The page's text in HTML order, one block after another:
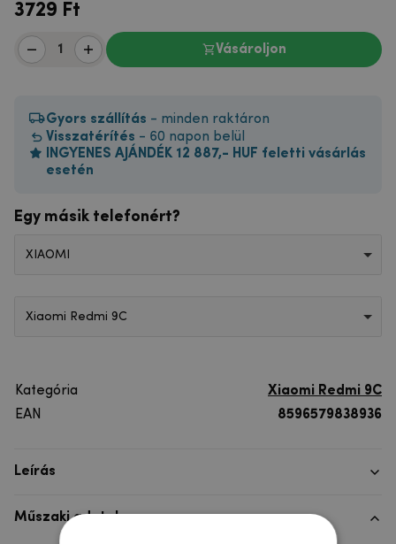
3729 Ft
Vásároljon
Gyors szállítás - minden raktáron
Visszatérítés - 60 napon belül
INGYENES AJÁNDÉK 12 887,- HUF feletti vásárlás
esetén
Egy másik telefonért?
XIAOMI
Xiaomi Redmi 9C
Kategória
Xiaomi Redmi 9C
EAN
8596579838936
Leírás
Műszaki adatok